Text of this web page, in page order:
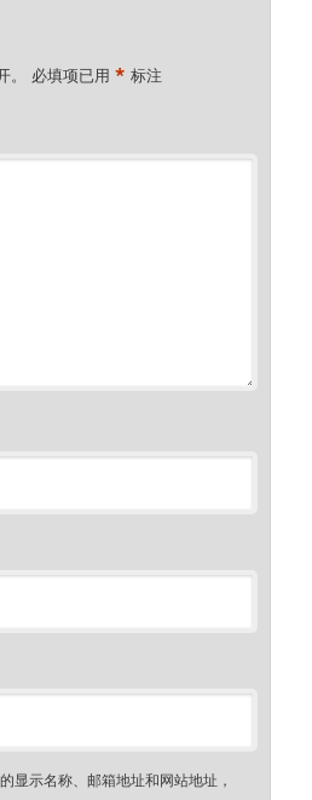
必填项已用* 标注
显示名称、邮箱地址和网站地址，